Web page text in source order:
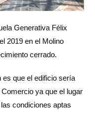
Generativa Félix
2019 en el Molino
cerrado.
es que el edificio sería
ya que el lugar
condiciones aptas